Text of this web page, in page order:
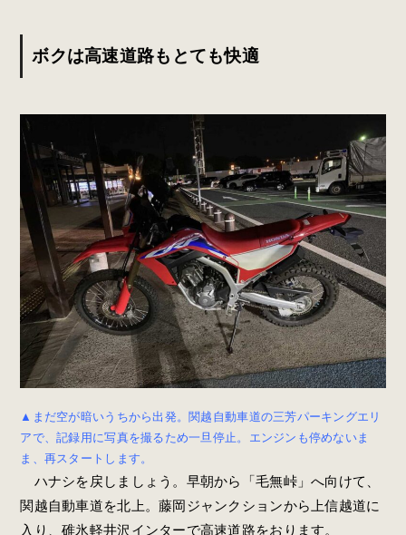
ボクは高速道路もとても快適
▲まだ空が暗いうちから出発。関越自動車道の三芳パーキングエリ
アで、記録用に写真を撮るため一旦停止。エンジンも停めないま
ま、再スタートします。
ハナシを戻しましょう。早朝から「毛無峠」へ向けて、
関越自動車道を北上。藤岡ジャンクションから上信越道に
入り、碓氷軽井沢インターで高速道路をおります。